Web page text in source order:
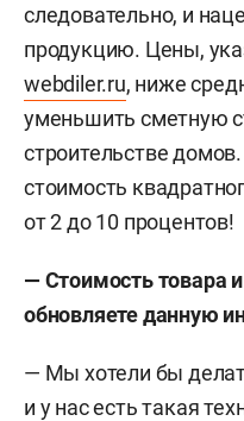
следовательно, и
продукцию. Цены,
webdiler.ru, ниже
уменьшить сметную
строительстве
стоимость
от 2 до 10 процентов!
— Стоимость товара
обновляете данную
— Мы хотели бы
и у нас есть такая